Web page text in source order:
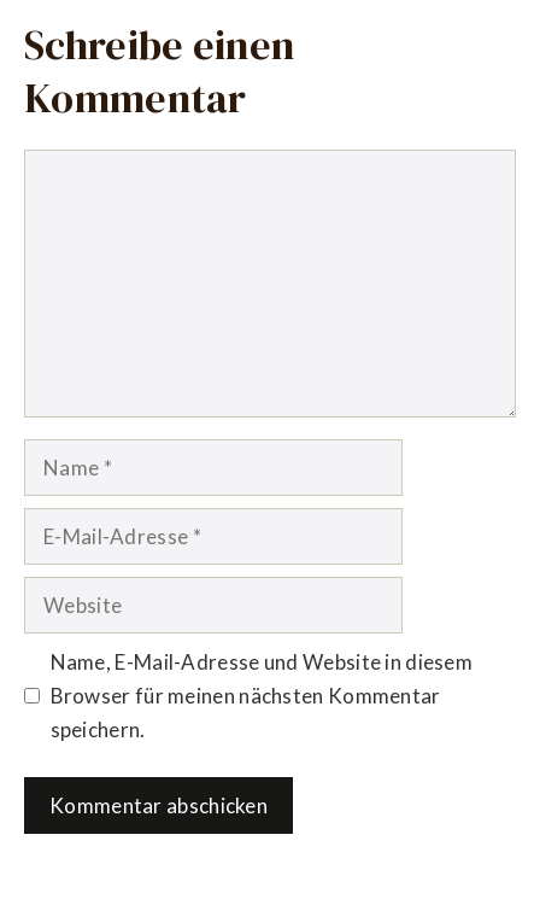
Schreibe einen
Kommentar
Name
Website
Name, E-Mail-Adresse und Website in diesem
Browser für meinen nächsten Kommentar
speichern.